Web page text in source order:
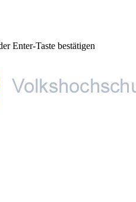
Enter-Taste bestätigen